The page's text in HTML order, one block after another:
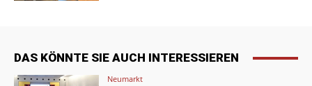
DAS KÖNNTE SIE AUCH INTERESSIEREN
Neumarkt